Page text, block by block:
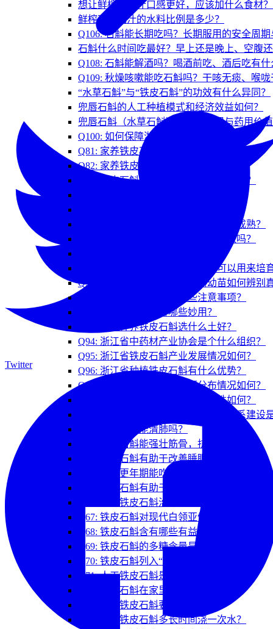
想让鲜榨石斛汁口感更好，应该加什么食材？
鲜榨石斛花汁的水料比例是多少？
Q106: 石斛能长期吃吗？长期服用的安全周
石斛什么时间吃最好？早上还是晚上、空腹
Q108: 石斛能解酒吗？喝酒前吃、酒后吃有
Q109: 秋燥咳嗽能吃石斛吗？干咳无痰、喉
“水草石斛”与“铁皮石斛”的功效有什么异同？
兜唇石斛的人工种植模式和经济效益如何？
兜唇石斛（水草石斛）的药理作用与药用价
Q100: 如何保障浙产铁皮石斛的质量？
Q81: 家养铁皮石斛叶子掉光了怎么办？
Q82: 家养铁皮石斛开花后会结果吗？
Q83: 铁皮石斛叶子上的锈斑是怎么回事？
Q86: 家庭种植的铁皮石斛要几年才能成熟？
Q87: 剪掉的铁皮石斛枝条能再长出来吗？
Q89: 商店买的石斛鲜条出芽了，可以用来培
Q90: 花鸟市场购买的铁皮石斛幼苗如何辨别
Q91: 铁皮石斛花采收有哪些注意事项？
Q92: 铁皮石斛盆栽有哪些妙用？
Q93: 家庭种养铁皮石斛选什么土好？
Q94: 浙江省中药材产业协会是个什么组织？
Q95: 浙江省铁皮石斛产业发展情况如何？
Q96: 浙江省种植铁皮石斛有什么优势？
Q97: 浙江省铁皮石斛的资源分布情况如何？
Q98: 铁皮石斛产业的延伸和持续性如何？
Q99: 浙江省铁皮石斛生产基地信息体系建设
Q61: 铁皮石斛能清肺吗？
Q62: 铁皮石斛能强壮筋骨，抗疲劳吗？
Q63: 铁皮石斛有助于改善睡眠吗？
Q64: 女性更年期能吃铁皮石斛吗？
Q65: 铁皮石斛有助于美容吗？
Q66: 都说铁皮石斛治疗阴虚，那什么是阴
Q67: 铁皮石斛对现代白领亚健康及烟酒过量
Q68: 铁皮石斛含有哪些有益物质？
Q69: 铁皮石斛的多糖含量是什么意思？
Q70: 铁皮石斛列入“药食同源”名单了吗？
Q71: 人工铁皮石斛是怎么种出来的？
Q72: 铁皮石斛在家里要怎么养？
Q73: 家养铁皮石斛要晒太阳吗？
Q74: 家养铁皮石斛多长时间浇一次水？
Twitter